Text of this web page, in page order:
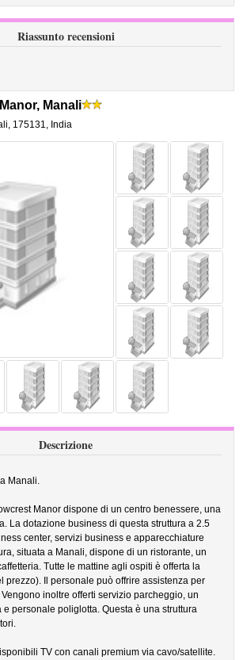
Riassunto recensioni
Manali
, 175131, India
Descrizione
Manali.
Manor dispone di un centro benessere, una
La dotazione business di questa struttura a 2.5
center, servizi business e apparecchiature
situata a Manali, dispone di un ristorante, un
Tutte le mattine agli ospiti è offerta la
prezzo). Il personale può offrire assistenza per
inoltre offerti servizio parcheggio, un
personale poliglotta. Questa è una struttura
TV con canali premium via cavo/satellite.